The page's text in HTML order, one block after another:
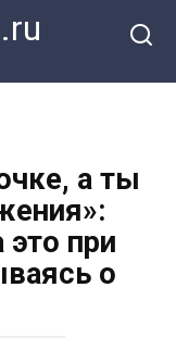
а ты
это при
о